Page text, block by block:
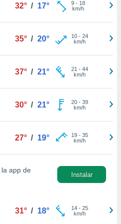
32° / 17° 9- 18
km/h
35° / 20° 10- 24
km/h
37° / 21° 21 - 44
km/h
30° / 21° 20- 39
km/h
27° / 19° 19- 35
km/h
la app de
Instalar
31° / 18° 14- 25
km/h